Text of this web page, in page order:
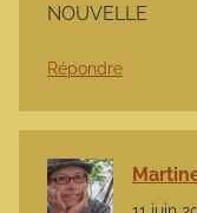
NOUVELLE
Répondre